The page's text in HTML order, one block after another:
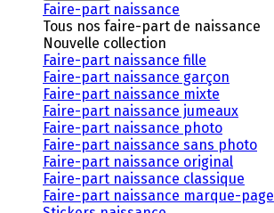
Faire-part naissance
Tous nos faire-part de naissance
Nouvelle collection
Faire-part naissance fille
Faire-part naissance garçon
Faire-part naissance mixte
Faire-part naissance jumeaux
Faire-part naissance photo
Faire-part naissance sans photo
Faire-part naissance original
Faire-part naissance classique
Faire-part naissance marque-page